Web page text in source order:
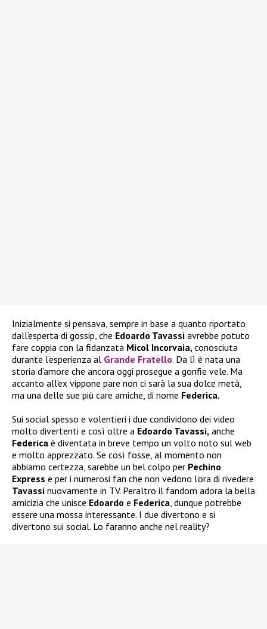
Inizialmente si pensava, sempre in base a quanto riportato
dall’esperta di gossip, che Edoardo Tavassi avrebbe potuto
fare coppia con la fidanzata Micol Incorvaia, conosciuta
durante l’esperienza al Grande Fratello. Da lì è nata una
storia d’amore che ancora oggi prosegue a gonfie vele. Ma
accanto all’ex vippone pare non ci sarà la sua dolce metà,
ma una delle sue più care amiche, di nome Federica.
Sui social spesso e volentieri i due condividono dei video
molto divertenti e così oltre a Edoardo Tavassi, anche
Federica è diventata in breve tempo un volto noto sul web
e molto apprezzato. Se così fosse, al momento non
abbiamo certezza, sarebbe un bel colpo per Pechino
Express e per i numerosi fan che non vedono l’ora di rivedere
Tavassi nuovamente in TV. Peraltro il fandom adora la bella
amicizia che unisce Edoardo e Federica , dunque potrebbe
essere una mossa interessante. I due divertono e si
divertono sui social. Lo faranno anche nel reality?